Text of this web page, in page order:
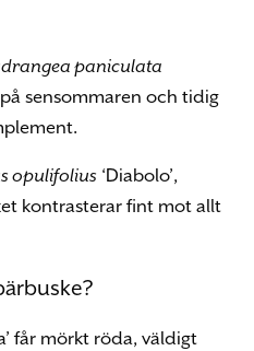
paniculata
sensommaren och tidig
opulifolius ‘Diabolo’,
kontrasterar fint mot allt
får mörkt röda, väldigt